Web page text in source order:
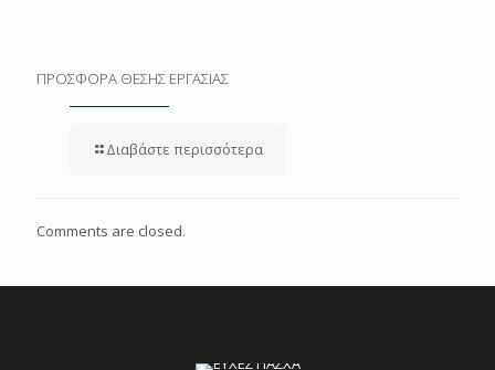
ΠΡΟΣΦΟΡΑ ΘΕΣΗΣ ΕΡΓΑΣΙΑΣ
Διαβάστε περισσότερα
Comments are closed.